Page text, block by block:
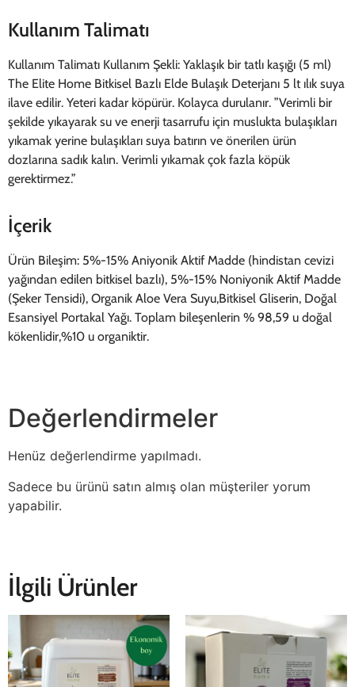
Kullanım Talimatı
Kullanım Talimatı Kullanım Şekli: Yaklaşık bir tatlı kaşığı (5 ml)
The Elite Home Bitkisel Bazlı Elde Bulaşık Deterjanı 5 lt ılık suya
ilave edilir. Yeteri kadar köpürür. Kolayca durulanır. ”Verimli bir
şekilde yıkayarak su ve enerji tasarrufu için muslukta bulaşıkları
yıkamak yerine bulaşıkları suya batırın ve önerilen ürün
dozlarına sadık kalın. Verimli yıkamak çok fazla köpük
gerektirmez.”
İçerik
Ürün Bileşim: 5%-15% Aniyonik Aktif Madde (hindistan cevizi
yağından edilen bitkisel bazlı), 5%-15% Noniyonik Aktif Madde
(Şeker Tensidi), Organik Aloe Vera Suyu,Bitkisel Gliserin, Doğal
Esansiyel Portakal Yağı. Toplam bileşenlerin % 98,59 u doğal
kökenlidir,%10 u organiktir.
Değerlendirmeler
Henüz değerlendirme yapılmadı.
Sadece bu ürünü satın almış olan müşteriler yorum
yapabilir.
İlgili Ürünler